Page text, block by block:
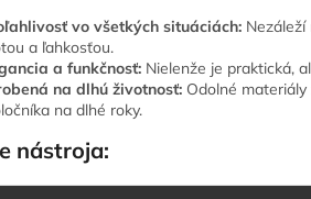
vo všetkých situáciách:
a ľahkosťou.
a funkčnosť: Nielenže je praktická,
na dlhú životnosť: Odolné
na dlhé roky.
nástroja: